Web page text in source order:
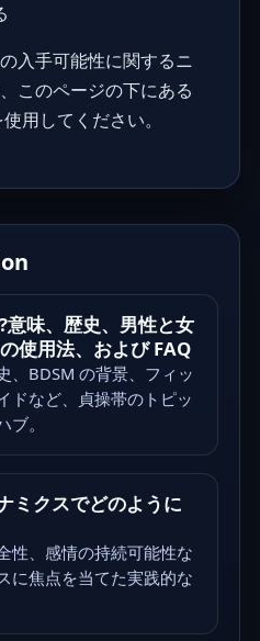
入手可能性に関するニ
このページの下にある
用してください。
意味、歴史、男性と女
使用法、および FAQ
、BDSM の背景、フィッ
ドなど、貞操帯のトピッ
。
ミクスでどのように
性、感情の持続可能性な
に焦点を当てた実践的な